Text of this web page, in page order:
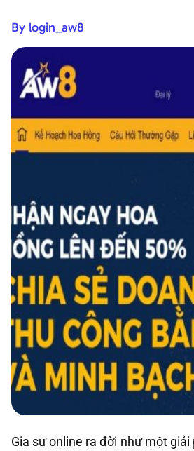
By login_aw8
Gia sư online ra đời như một